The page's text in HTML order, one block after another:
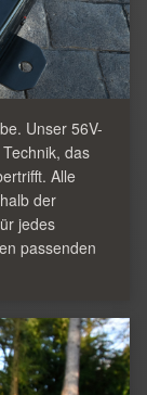
Unser 56V-
das
Alle
der
jedes
passenden